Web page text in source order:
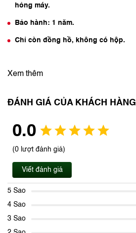
hỏng máy.
Bảo hành: 1 năm.
Chỉ còn đồng hồ, không có hộp.
Xem thêm
ĐÁNH GIÁ CỦA KHÁCH HÀNG
0.0
(0 lượt đánh giá)
Viết đánh giá
5 Sao
4 Sao
3 Sao